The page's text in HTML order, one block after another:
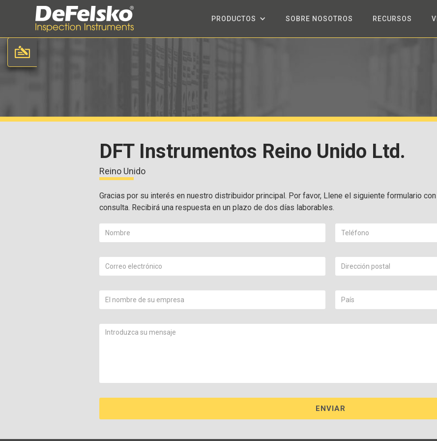
PRODUCTOS SOBRE NOSOTROS RECURSOS
DFT Instrumentos Reino Unido Ltd.
Reino Unido
Gracias por su interés en nuestro distribuidor principal. Por favor, Llene el siguiente formulario
consulta. Recibirá una respuesta en un plazo de dos días laborables.